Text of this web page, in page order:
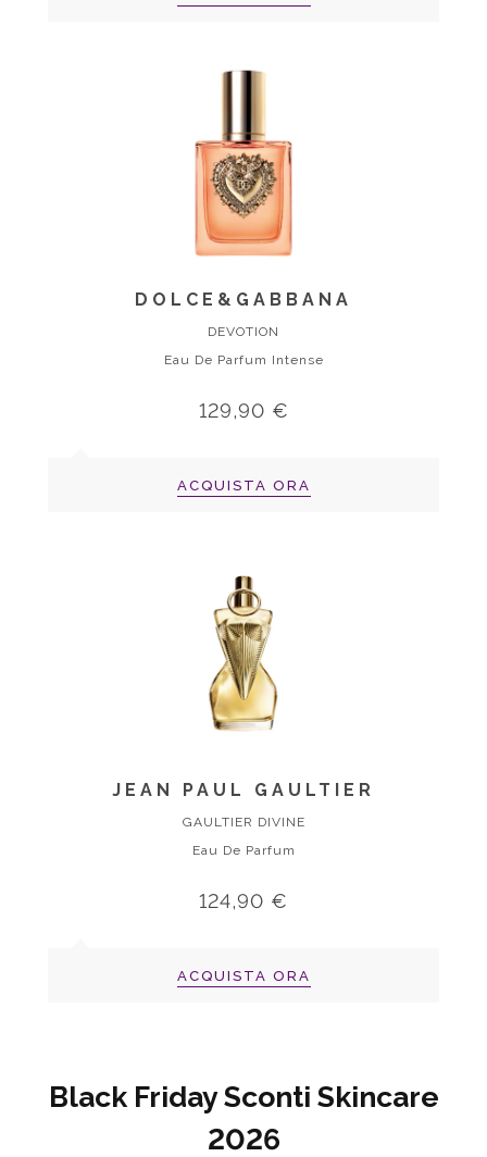
DOLCE&GABBANA
DEVOTION
Eau De Parfum Intense
129,90 €
ACQUISTA ORA
JEAN PAUL GAULTIER
GAULTIER DIVINE
Eau De Parfum
124,90 €
ACQUISTA ORA
Black Friday Sconti Skincare
2026